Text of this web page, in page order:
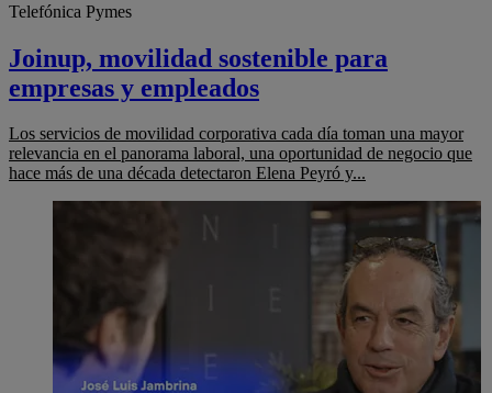
Telefónica Pymes
Joinup, movilidad sostenible para
empresas y empleados
Los servicios de movilidad corporativa cada día toman una mayor
relevancia en el panorama laboral, una oportunidad de negocio que
hace más de una década detectaron Elena Peyró y...